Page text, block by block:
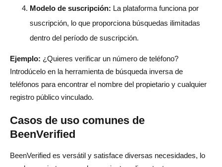
Modelo de suscripción: La plataforma funciona por
suscripción, lo que proporciona búsquedas ilimitadas
dentro del período de suscripción.
Ejemplo: ¿Quieres verificar un número de teléfono?
Introdúcelo en la herramienta de búsqueda inversa de
teléfonos para encontrar el nombre del propietario y cualquier
registro público vinculado.
Casos de uso comunes de
BeenVerified
BeenVerified es versátil y satisface diversas necesidades, lo